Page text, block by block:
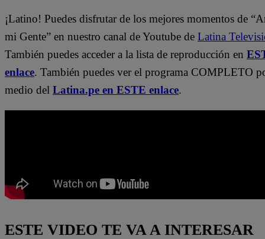
¡Latino! Puedes disfrutar de los mejores momentos de
mi Gente” en nuestro canal de Youtube de Latina
También puedes acceder a la lista de reproducción en
enlace. También puedes ver el programa COMPLETO
medio del Latina.pe en ESTE enlace.
ESTE VIDEO TE VA A INTERESAR